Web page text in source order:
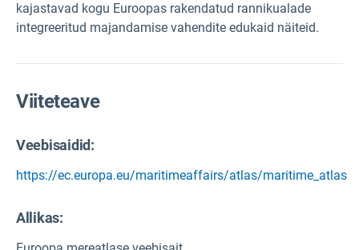
kajastavad kogu Euroopas rakendatud rannikualade
integreeritud majandamise vahendite edukaid näiteid.
Viiteteave
Veebisaidid:
https://ec.europa.eu/maritimeaffairs/atlas/maritime_atlas
Allikas: